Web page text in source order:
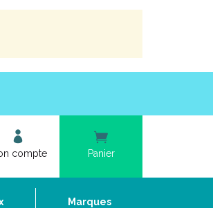
compte Panier
Marques